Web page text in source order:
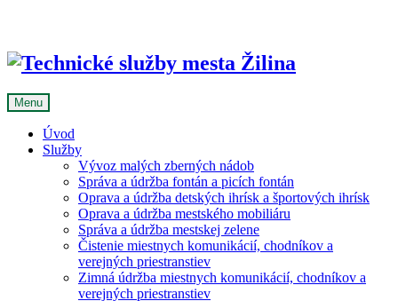
Menu
Úvod
Služby
Vývoz malých zberných nádob
Správa a údržba fontán a picích fontán
Oprava a údržba detských ihrísk a športových ihrísk
Oprava a údržba mestského mobiliáru
Správa a údržba mestskej zelene
Čistenie miestnych komunikácií, chodníkov a
verejných priestranstiev
Zimná údržba miestnych komunikácií, chodníkov a
verejných priestranstiev